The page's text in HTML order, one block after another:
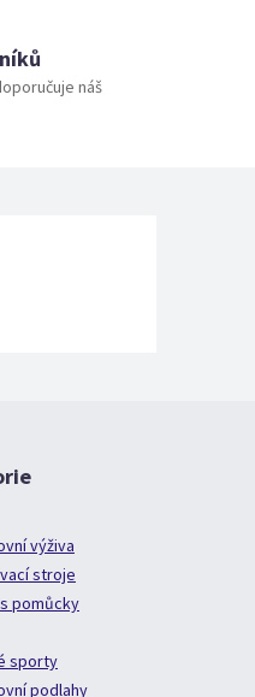
náš
výživa
stroje
pomůcky
sporty
podlahy